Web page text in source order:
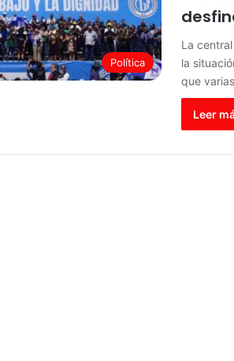
Política
La
la
que
Leer